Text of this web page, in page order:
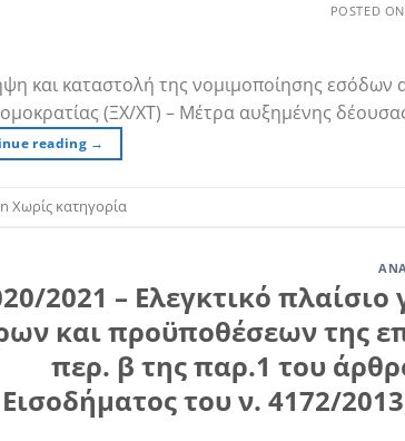
POSTED
και καταστολή της νομιμοποίησης εσόδων
(ΞΧ/ΧΤ) – Μέτρα αυξημένης
reading →
Χωρίς κατηγορία
2021 – Ελεγκτικό
και προϋποθέσεων της
περ. β της παρ.1 του
Εισοδήματος του ν. 4172/